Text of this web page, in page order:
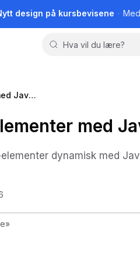
design på kursbevisene ·
Lage og slette HTML-elementer med JavaScript
med
dynamisk med
»